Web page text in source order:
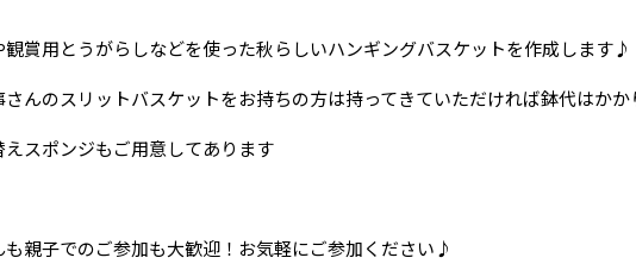
観賞用とうがらしなどを使った秋らしいハンギングバスケットを作成します♪
さんのスリットバスケットをお持ちの方は持ってきていただければ鉢代はかか
えスポンジもご用意してあります
も親子でのご参加も大歓迎！お気軽にご参加ください♪